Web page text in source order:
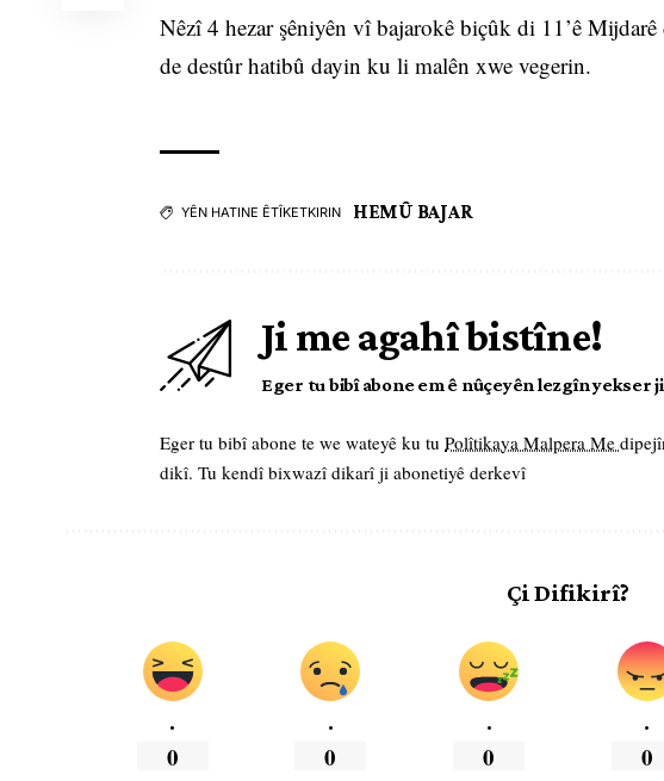
Nêzî 4 hezar şêniyên vî bajarokê biçûk di 11’ê
de destûr hatibû dayin ku li malên xwe vegerin.
YÊN HATINE ÊTÎKETKIRIN HEMÛ BAJAR
Ji me agahî bistîne!
Eger tu bibî abone em ê nûçeyên lezgîn yekser
Eger tu bibî abone te we wateyê ku tu Polîtikaya Malpera Me
dikî. Tu kendî bixwazî dikarî ji abonetiyê derkevî
Çi Difikirî?
.
0
.
0
.
0
.
0